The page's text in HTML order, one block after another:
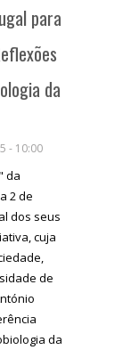
para
da
- 10:00
da
2 de
dos seus
cuja
de
da